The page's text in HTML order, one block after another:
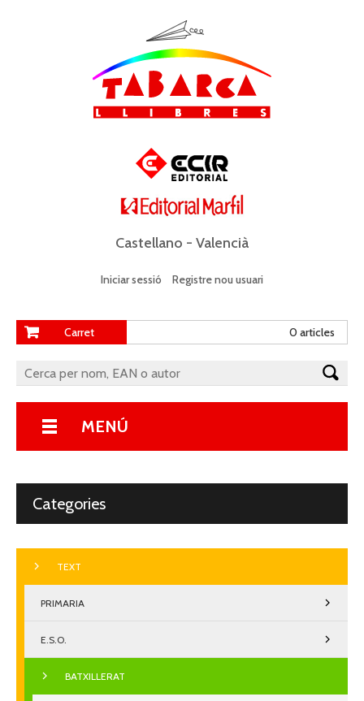
Castellano - Valencià
Iniciar sessió Registre nou usuari
Carret 0 articles
MENÚ
Categories
TEXT
PRIMARIA
E.S.O.
BATXILLERAT